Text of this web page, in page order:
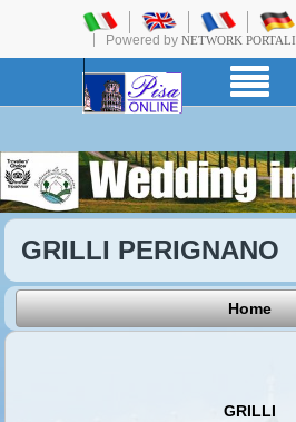
Powered by NETWORK PORTALI
GRILLI PERIGNANO
Home
GRILLI